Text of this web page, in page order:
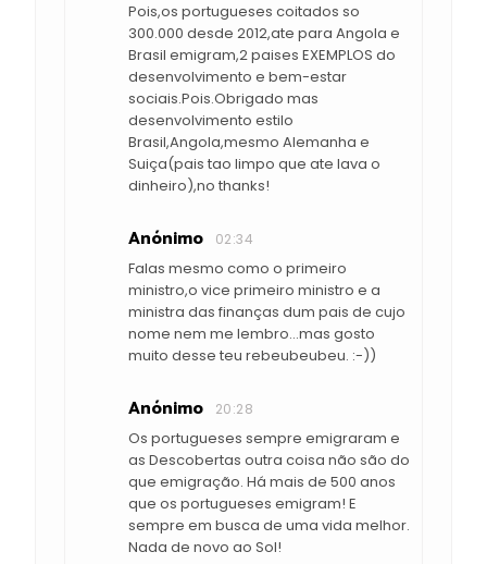
Pois,os portugueses coitados so
300.000 desde 2012,ate para Angola e
Brasil emigram,2 paises EXEMPLOS do
desenvolvimento e bem-estar
sociais.Pois.Obrigado mas
desenvolvimento estilo
Brasil,Angola,mesmo Alemanha e
Suiça(pais tao limpo que ate lava o
dinheiro),no thanks!
Anónimo 02:34
Falas mesmo como o primeiro
ministro,o vice primeiro ministro e a
ministra das finanças dum pais de cujo
nome nem me lembro...mas gosto
muito desse teu rebeubeubeu. :-))
Anónimo 20:28
Os portugueses sempre emigraram e
as Descobertas outra coisa não são do
que emigração. Há mais de 500 anos
que os portugueses emigram! E
sempre em busca de uma vida melhor.
Nada de novo ao Sol!